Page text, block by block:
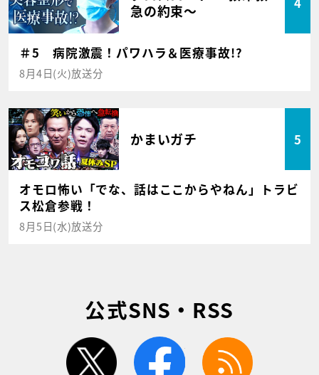
急の約束～
＃5 病院激震！パワハラ＆医療事故!?
8月4日(火)放送分
かまいガチ 5
オモロ怖い「でな、話はここからやねん」トラビ
ス松倉参戦！
8月5日(水)放送分
公式SNS・RSS
twitter facebook